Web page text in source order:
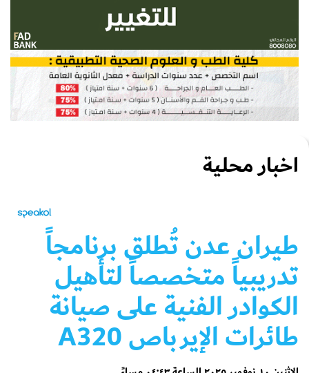
اخبار محلية
طيران عدن تُطلق برنامجاً
تدريبياً متخصصاً لتأهيل
الكوادر الفنية على صيانة
طائرات الإيرباص A320